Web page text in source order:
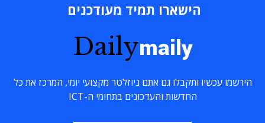
הישארו תמיד מעודכנים
Dailymaily
הירשמו עכשיו ותקבלו גם אתם ניוזלטר מקצועי יומי, המרכז את כל
החדשות והעדכונים בתחומי ה-ICT